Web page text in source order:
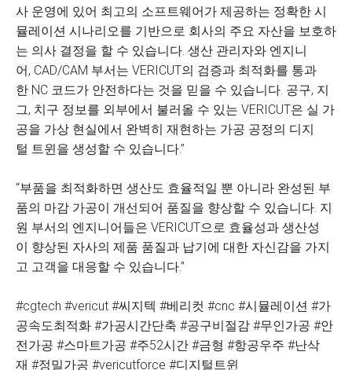
사 운영에 있어 최고의 소프트웨어가 제공하는 정확한 시
뮬레이션 시나리오를 기반으로 회사의 주요 자산을 보호하
는 의사 결정을 할 수 있습니다. 생산 관리자와 엔지니
어, CAD/CAM 부서는 VERICUT의 검증과 최적화를 통과
한 NC 코드가 안전하다는 것을 믿을 수 있습니다. 공구, 지
그, 치구 정보를 외부에서 불러올 수 있는 VERICUT은 실 가
공을 가상 현실에서 완벽히 재현하는 가공 공정의 디지
털 트윈을 생성할 수 있습니다.”
“부품을 최적화하면 생산도 효율적일 뿐 아니라 완성된 부
품의 마감 가공이 개선되어 품질을 향상할 수 있습니다. 지
원 부서의 엔지니어들은 VERICUT으로 효율성과 생산성
이 향상된 자사의 제품 품질과 납기에 대한 자신감을 가지
고 고객을 대응할 수 있습니다.”
#cgtech #vericut #씨지텍 #베리컷 #cnc #시뮬레이션 #가
공속도최적화 #가공시간단축 #공구비절감 #무인가공 #안
전가공 #스마트가공 #주52시간 #금형 #항공우주 #난삭
재 #정밀가공 #vericutforce #디지털트윈